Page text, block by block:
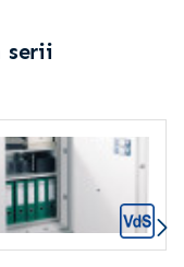
serii